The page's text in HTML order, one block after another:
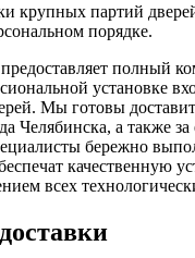
крупных партий
порядке.
полный
установке
Мы готовы
Челябинска, а также за
бережно
качественную
всех